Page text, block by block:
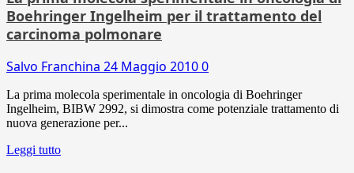
Boehringer Ingelheim per il trattamento del
carcinoma polmonare
Salvo Franchina 24 Maggio 20100
La prima molecola sperimentale in oncologia di Boehringer
Ingelheim, BIBW 2992, si dimostra come potenziale trattamento di
nuova generazione per...
Leggi tutto